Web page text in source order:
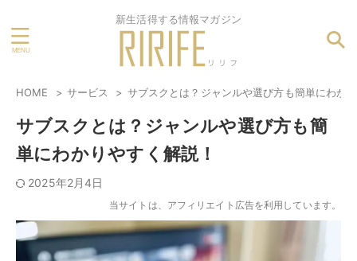
新生活得する情報マガジン
HOME サービス サブスクとは？ジャンルや選び方も簡単にわか
サブスクとは？ジャンルや選び方も簡
単にわかりやすく解説！
2025年2月4日
当サイトは、アフィリエイト広告を利用しています。